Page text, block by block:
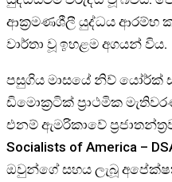
ආක්‍රමණශීලී යුද්ධය ආරම්භ
වාර්තා වූ ඉහළම අගයන් විය.
පසුගිය මාසයේ නිව් යෝර්ක්
ඩිමොක්‍රටික් ප්‍රාථමික
එනම් ඇමරිකාවේ
Socialists of America –
ඔවුන්ගේ සහය ලැබූ